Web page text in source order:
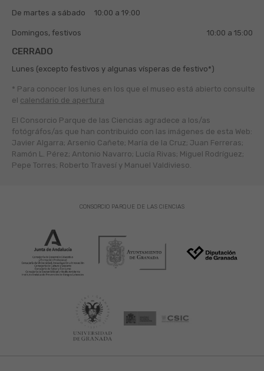
De martes a sábado 10:00 a 19:00
Domingos, festivos 10:00 a 15:00
CERRADO
Lunes (excepto festivos y algunas vísperas de festivo*)
* Para conocer los lunes en los que el museo está abierto consulte
el calendario de apertura
El Consorcio Parque de las Ciencias agradece a los/as
fotógráfos/as que han contribuido con las imágenes de esta Web:
Javier Algarra; Arsenio Cañete; María de la Cruz; Juan Ferreras;
Ramón L. Pérez; Antonio Navarro; Lucía Rivas; Miguel Rodríguez;
Pepe Torres; Roberto Travesí y Manuel Valdivieso.
CONSORCIO PARQUE DE LAS CIENCIAS